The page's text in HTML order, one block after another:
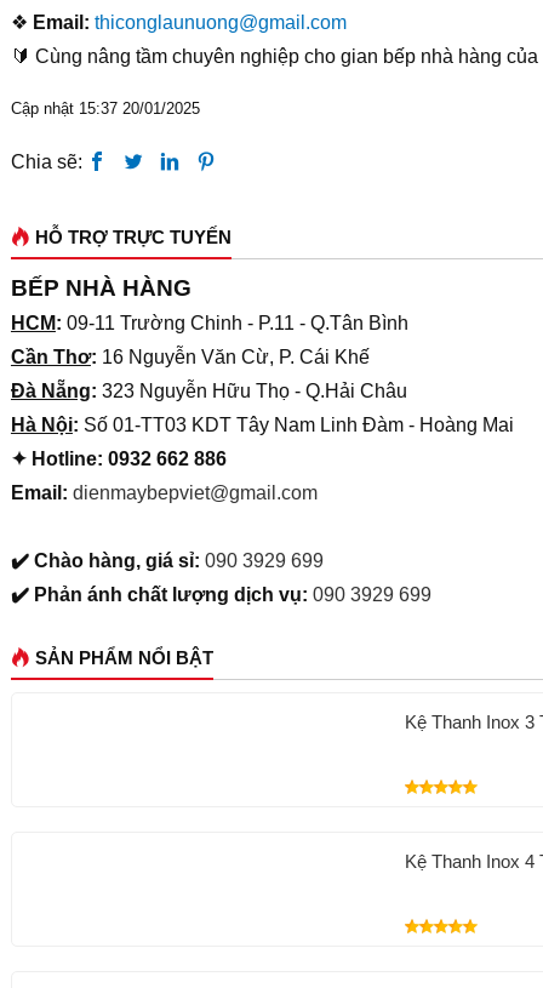
❖ Email: thiconglaunuong@gmail.com
🔰 Cùng nâng tầm chuyên nghiệp cho gian bếp nhà hàng
Cập nhật 15:37 20/01/2025
Chia sẽ:
HỖ TRỢ TRỰC TUYẾN
BẾP NHÀ HÀNG
HCM: 09-11 Trường Chinh - P.11 - Q.Tân Bình
Cần Thơ: 16 Nguyễn Văn Cừ, P. Cái Khế
Đà Nẵng: 323 Nguyễn Hữu Thọ - Q.Hải Châu
Hà Nội: Số 01-TT03 KDT Tây Nam Linh Đàm - Hoàng Mai
✦ Hotline: 0932 662 886
Email: dienmaybepviet@gmail.com
✔️ Chào hàng, giá sỉ: 090 3929 699
✔️ Phản ánh chất lượng dịch vụ: 090 3929 699
SẢN PHẨM NỔI BẬT
Kệ Thanh Inox 3
Kệ Thanh Inox 4